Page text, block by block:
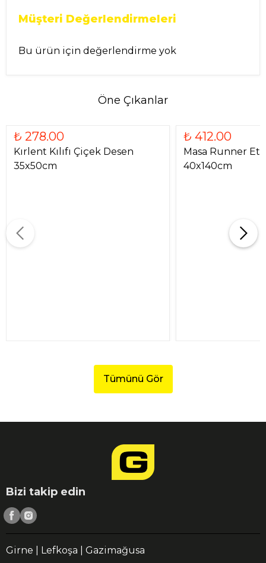
Müşteri Değerlendirmeleri
Bu ürün için değerlendirme yok
Öne Çıkanlar
₺ 278.00
Kırlent Kılıfı Çiçek Desen
35x50cm
₺ 412.00
Masa Runner
40x140cm
Tümünü Gör
Bizi takip edin
Girne | Lefkoşa | Gazimağusa